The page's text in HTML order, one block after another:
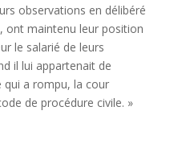
observations en délibéré
ont maintenu leur position
le salarié de leurs
il lui appartenait de
qui a rompu, la cour
de procédure civile. »